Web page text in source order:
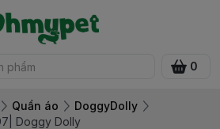
0
Quần áo
DoggyDolly
Doggy Dolly